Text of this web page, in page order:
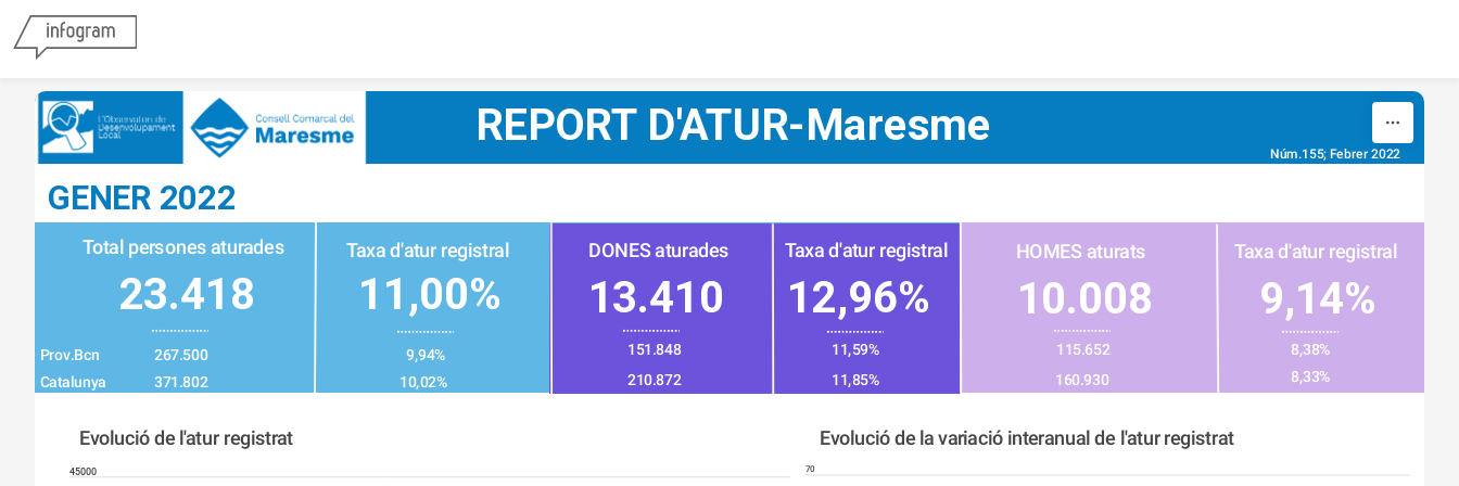
REPORT D'ATUR-Maresme
Núm.155; Febrer 2022
GENER 2022
Total persones aturades Taxa d'atur registral DONES aturades Taxa d'atur registral HOMES aturats Taxa d'atur registral
23.418 11,00% 13.410 12,96% 10.008 9,14%
151.848 11,59% 115.652 8,38%
Prov.Bcn
Catalunya
267.500 9,94%
8,33%
210.872 11,85% 160.930
371.802 10,02%
Evolució de l'atur registrat Evolució de la variació interanual de l'atur registrat
70
45000